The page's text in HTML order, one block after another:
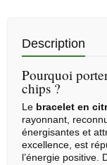
Description
Pourquoi
chips ?
Le bracelet en
rayonnant,
énergisantes et
excellence, est
l’énergie positive.